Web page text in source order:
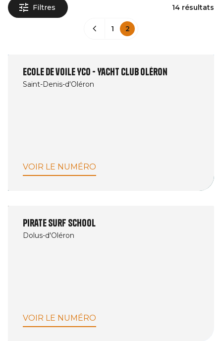
Filtres 14 résultats
1 2
Ecole de voile YCO - Yacht Club Oléron
Saint-Denis-d'Oléron
VOIR LE NUMÉRO
Pirate Surf School
Dolus-d'Oléron
VOIR LE NUMÉRO